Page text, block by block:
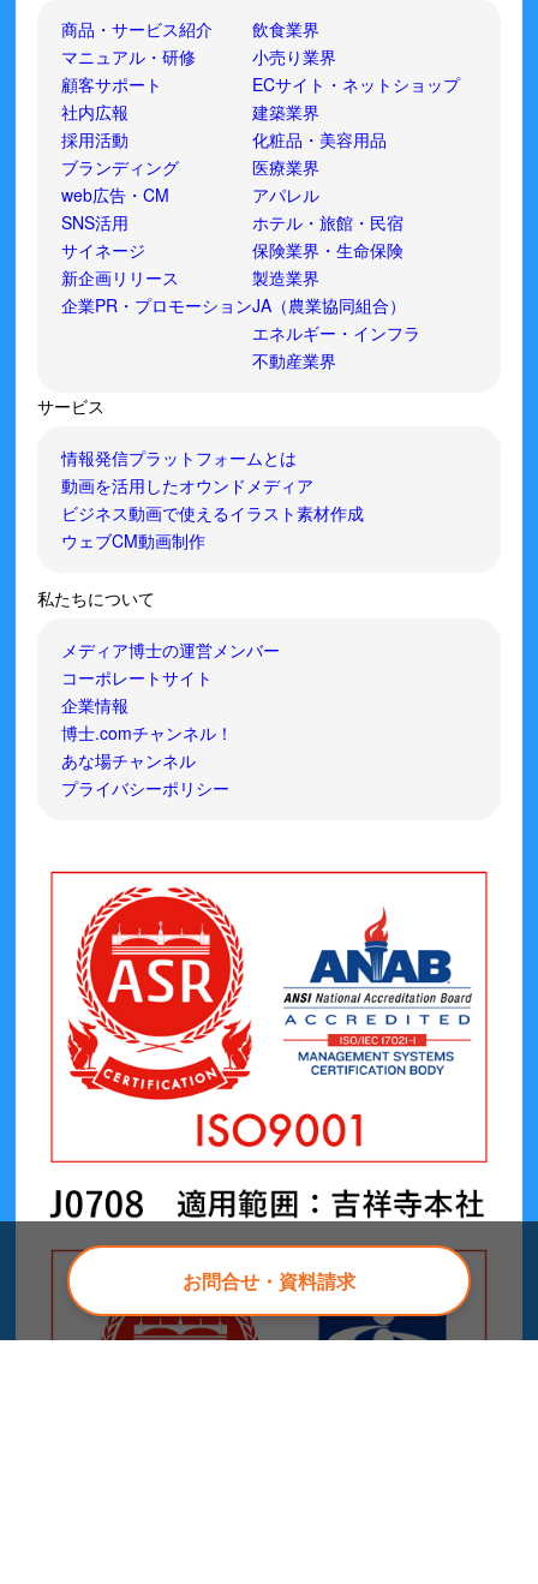
お問合せ・資料請求
商品・サービス紹介
マニュアル・研修
顧客サポート
社内広報
採用活動
ブランディング
web広告・CM
SNS活用
サイネージ
新企画リリース
企業PR・プロモーション
飲食業界
小売り業界
ECサイト・ネットショップ
建築業界
化粧品・美容用品
医療業界
アパレル
ホテル・旅館・民宿
保険業界・生命保険
製造業界
JA（農業協同組合）
エネルギー・インフラ
不動産業界
サービス
情報発信プラットフォームとは
動画を活用したオウンドメディア
ビジネス動画で使えるイラスト素材作成
ウェブCM動画制作
私たちについて
メディア博士の運営メンバー
コーポレートサイト
企業情報
博士.comチャンネル！
あな場チャンネル
プライバシーポリシー